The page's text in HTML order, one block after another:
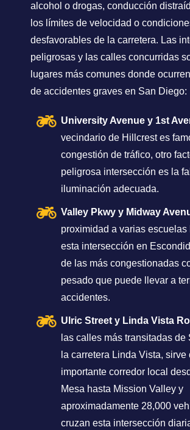
alcohol o drogas, conducción
los límites de velocidad o
desfavorables de la carretera. Las
peligrosas y las calles concurridas
lugares más comunes donde
de accidentes graves en San Diego:
University Avenue y 1st
vecindario de Hillcrest es
congestión de tráfico, otro
peligrosa intersección es la
iluminación adecuada.
Valley Pkwy y Midway
proximidad a varias escuelas
esta intersección en
de las más congestionadas
pesado que puede llevar a
accidentes.
Ulric Street y Linda Vista
las calles más transitadas de
la carretera Linda Vista, sirve
importante corredor local
Mesa hasta Mission Valley y
aproximadamente 28,000
cruzan esta intersección